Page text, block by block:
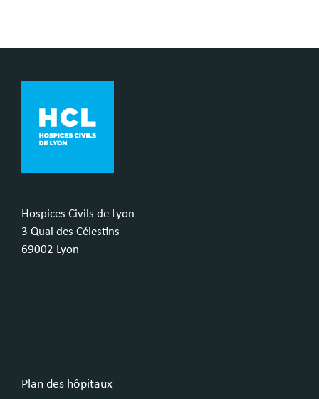
Hospices Civils de Lyon
3 Quai des Célestins
69002 Lyon
Plan des hôpitaux